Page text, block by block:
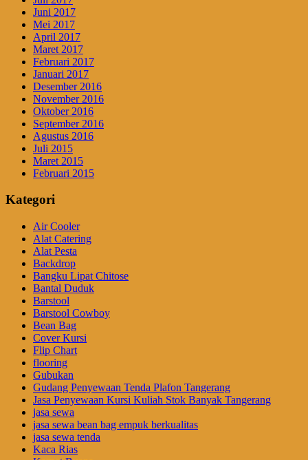
Juni 2017
Mei 2017
April 2017
Maret 2017
Februari 2017
Januari 2017
Desember 2016
November 2016
Oktober 2016
September 2016
Agustus 2016
Juli 2015
Maret 2015
Februari 2015
Kategori
Air Cooler
Alat Catering
Alat Pesta
Backdrop
Bangku Lipat Chitose
Bantal Duduk
Barstool
Barstool Cowboy
Bean Bag
Cover Kursi
Flip Chart
flooring
Gubukan
Gudang Penyewaan Tenda Plafon Tangerang
Jasa Penyewaan Kursi Kuliah Stok Banyak Tangerang
jasa sewa
jasa sewa bean bag empuk berkualitas
jasa sewa tenda
Kaca Rias